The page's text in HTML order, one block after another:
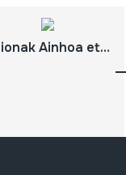
Zorionak Ainhoa eta Pello. 2 DVD